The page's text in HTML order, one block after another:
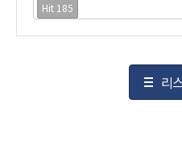
Hit 185
리